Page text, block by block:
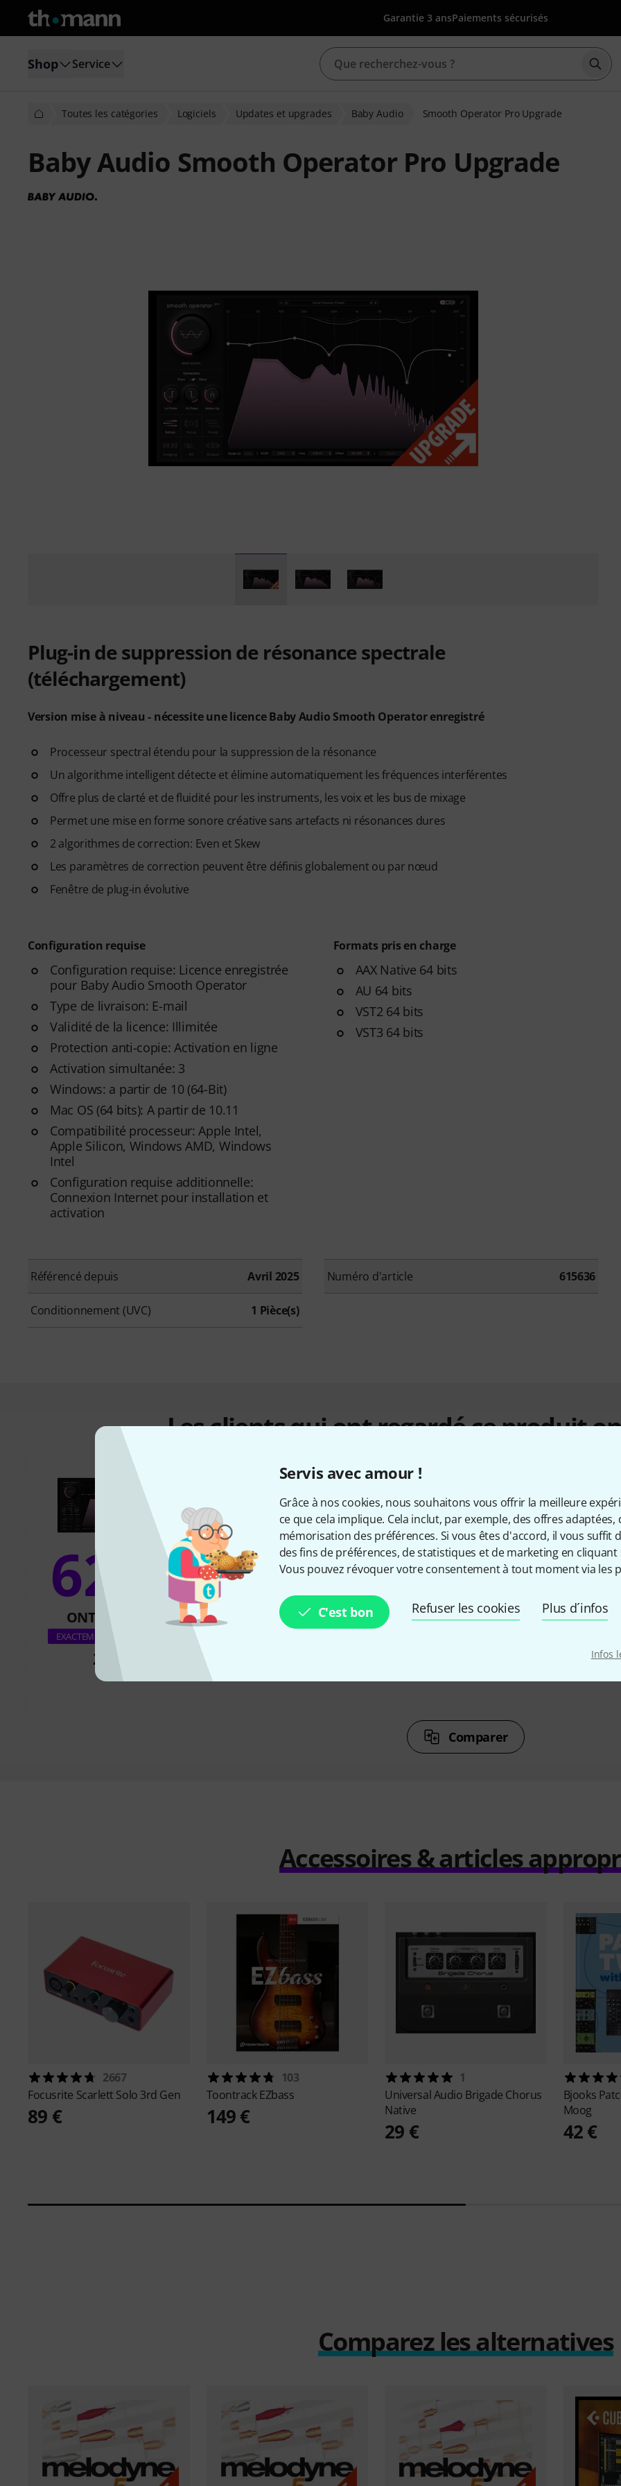
Servis avec amour !
Grâce à nos cookies, nous souhaitons vous offrir la meilleure
ce que cela implique. Cela inclut, par exemple, des offres
mémorisation des préférences. Si vous êtes d'accord, il vous suffit
des fins de préférences, de statistiques et de marketing en
Vous pouvez révoquer votre consentement à tout moment via les
C'est bon Refuser les cookies Plus d´infos
Infos
Garantie 3 ansPaiements sécurisés
Shop Service
Toutes les catégories Logiciels Updates et upgrades Baby Audio Smooth Operator Pro Upgrade
Baby Audio Smooth Operator Pro Upgrade
Plug-in de suppression de résonance spectrale
(téléchargement)
Version mise à niveau - nécessite une licence Baby Audio Smooth Operator enregistré
Processeur spectral étendu pour la suppression de la résonance
Un algorithme intelligent détecte et élimine automatiquement les fréquences interférentes
Offre plus de clarté et de fluidité pour les instruments, les voix et les bus de mixage
Permet une mise en forme sonore créative sans artefacts ni résonances dures
2 algorithmes de correction: Even et Skew
Les paramètres de correction peuvent être définis globalement ou par nœud
Fenêtre de plug-in évolutive
Configuration requise
Configuration requise: Licence enregistrée
pour Baby Audio Smooth Operator
Type de livraison: E-mail
Validité de la licence: Illimitée
Protection anti-copie: Activation en ligne
Activation simultanée: 3
Windows: a partir de 10 (64-Bit)
Mac OS (64 bits): A partir de 10.11
Compatibilité processeur: Apple Intel,
Apple Silicon, Windows AMD, Windows
Intel
Configuration requise additionnelle:
Connexion Internet pour installation et
activation
Formats pris en charge
AAX Native 64 bits
AU 64 bits
VST2 64 bits
VST3 64 bits
Référencé depuis Avril 2025 Numéro d'article 615636
Conditionnement (UVC) 1 Pièce(s)
Les clients qui ont regardé ce produit
62%
ONT ACHETÉ
EXACTEMENT CE PRODUIT
28 €
8%
ONT ACHETÉ
6%
ONT ACHETÉ
Comparer
Accessoires & articles
2667
Focusrite Scarlett Solo 3rd Gen
89 €
103
ToontrackEZbass
149 €
1
Universal Audio Brigade Chorus
Native
29 €
Bjooks
Moog
42 €
Comparez les alternatives